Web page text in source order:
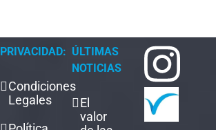
PRIVACIDAD:
Condiciones
Legales
ÚLTIMAS
NOTICIAS
El
valor